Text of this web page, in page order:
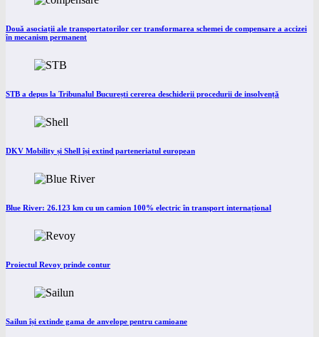
Două asociații ale transportatorilor cer transformarea schemei de compensare a accizei
în mecanism permanent
STB a depus la Tribunalul București cererea deschiderii procedurii de insolvență
DKV Mobility și Shell își extind parteneriatul european
Blue River: 26.123 km cu un camion 100% electric în transport internațional
Proiectul Revoy prinde contur
Sailun își extinde gama de anvelope pentru camioane